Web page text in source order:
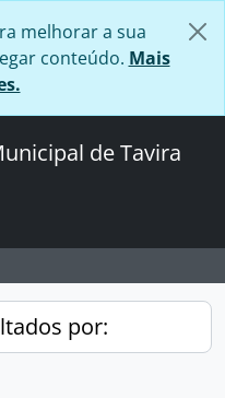
melhorar a sua
conteúdo. Mais
de Tavira
por: